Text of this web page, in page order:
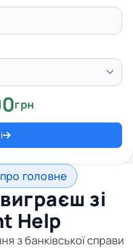
грн
головне
зі
Help
з банківської справи